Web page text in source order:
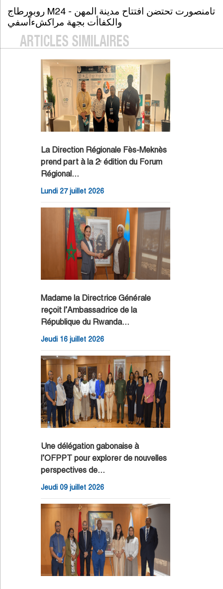
روبورطاج M24 - تامنصورت تحتضن افتتاح مدينة المهن
والكفاأت بجهة مراكشءآسفي
ARTICLES SIMILAIRES
La Direction Régionale Fès-Meknès
prend part à la 2ᵉ édition du Forum
Régional…
Lundi 27 juillet 2026
Madame la Directrice Générale
reçoit l’Ambassadrice de la
République du Rwanda…
Jeudi 16 juillet 2026
Une délégation gabonaise à
l’OFPPT pour explorer de nouvelles
perspectives de…
Jeudi 09 juillet 2026